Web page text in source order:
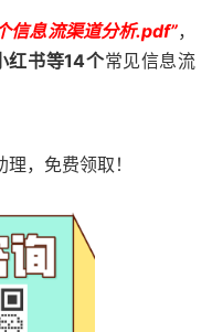
信息流渠道分析.pdf”，
红书等14个常见信息流
，免费领取！